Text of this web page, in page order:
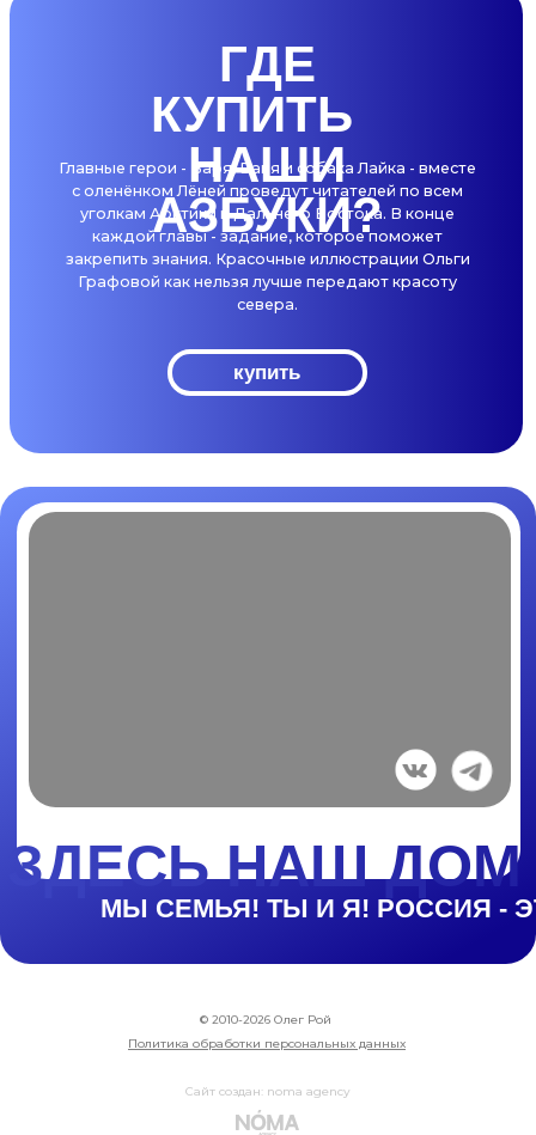
Политика обработки персональных данных
© 2010-2026 Олег Рой
Сайт создан: noma agency